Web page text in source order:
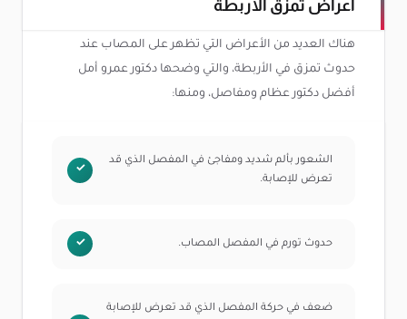
اعراض تمزق الأربطة
هناك العديد من الأعراض التي تظهر على المصاب عند
حدوث تمزق في الأربطة، والتي وضحها دكتور عمرو أمل
أفضل دكتور عظام ومفاصل، ومنها:
الشعور بألم شديد ومفاجئ في المفصل الذي قد
تعرض للإصابة.
حدوث تورم في المفصل المصاب.
ضعف في حركة المفصل الذي قد تعرض للإصابة